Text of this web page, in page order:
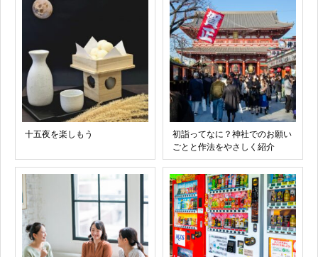
十五夜を楽しもう
初詣ってなに？神社でのお願い
ごとと作法をやさしく紹介